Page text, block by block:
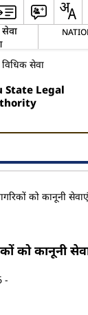
सेवा
सेवा
State Legal
को कानूनी
को कानूनी
-